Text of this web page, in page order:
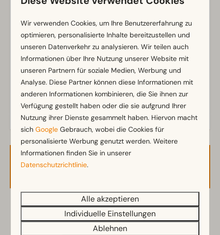
Außenbereich
Sonnenschirm
Terrasse
Garten
Gartenmöbel
Küche
Einbauküche
Kühlschrank
Mikrowelle
Wasserkocher
Zeig mehr ↓
Verfügbarkeit und Preis
2 Gäste
Wir verwenden Cookies, um Ihre Benutzererfahrung zu
optimieren, personalisierte Inhalte bereitzustellen und
unseren Datenverkehr zu analysieren. Wir teilen auch
Informationen über Ihre Nutzung unserer Website mit
unseren Partnern für soziale Medien, Werbung und
Analyse. Diese Partner können diese Informationen mit
anderen Informationen kombinieren, die Sie ihnen zur
Verfügung gestellt haben oder die sie aufgrund Ihrer
Nutzung ihrer Dienste gesammelt haben. Hiervon macht
sichGoogle Gebrauch, wobei die Cookies für
personalisierte Werbung genutzt werden. Weitere
Informationen finden Sie in unserer
Datenschutzrichtlinie.
Alle akzeptieren
Individuelle Einstellungen
Ablehnen